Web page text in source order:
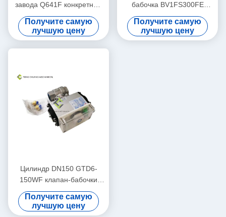
завода Q641F конкретный
дозируя пневматический с
внутренним потоком
Получите самую
лучшую цену
бабочка BV1FS300FE
300mm запечатывания
порошка цемента
Получите самую
лучшую цену
Цилиндр DN150 GTD6-
150WF клапан-бабочки
зажима для конкретного
дозируя завода
Получите самую
лучшую цену